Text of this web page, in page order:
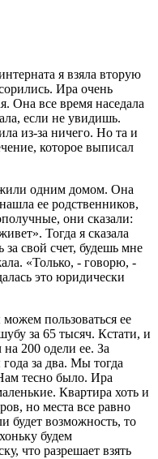
я взяла вторую
Ира очень
Она все время наседала
если не увидишь.
из-за ничего. Но та и
которое выписал
одним домом. Она
ее родственников,
они сказали:
Тогда я сказала
свой счет, будешь мне
«Только, - говорю, -
это юридически
пользоваться ее
за 65 тысяч. Кстати, и
200 одели ее. За
за два. Мы тогда
тесно было. Ира
Квартира хоть и
но места все равно
будет возможность, то
будем
что разрешает взять